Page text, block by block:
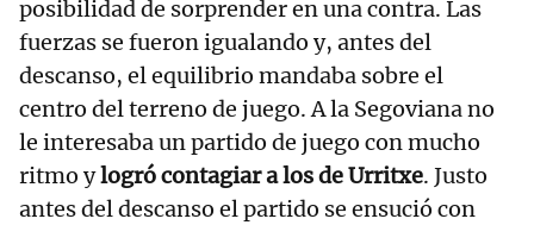
posibilidad de sorprender en una contra. Las
fuerzas se fueron igualando y, antes del
descanso, el equilibrio mandaba sobre el
centro del terreno de juego. A la Segoviana no
le interesaba un partido de juego con mucho
ritmo ylogró contagiar a los de Urritxe. Justo
antes del descanso el partido se ensució con